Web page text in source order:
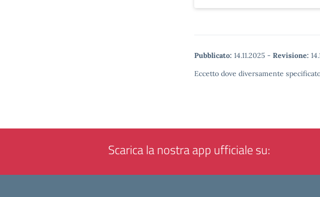
Pubblicato: 14.11.2025 - Revisione:
Eccetto dove diversamente
Scarica la nostra app ufficiale su: